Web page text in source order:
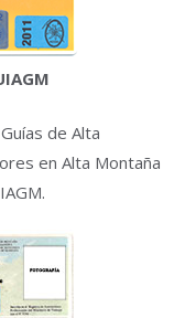
de Alta
en Alta Montaña